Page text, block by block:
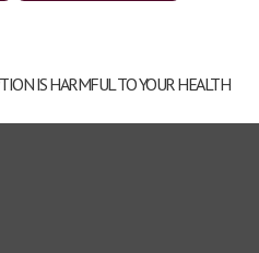
IS HARMFUL TO YOUR HEALTH